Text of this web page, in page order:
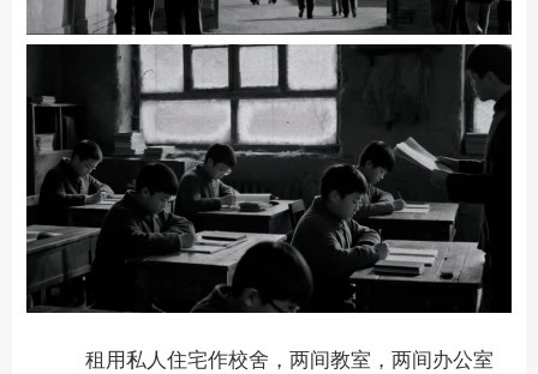
租用私人住宅作校舍，两间教室，两间办公室